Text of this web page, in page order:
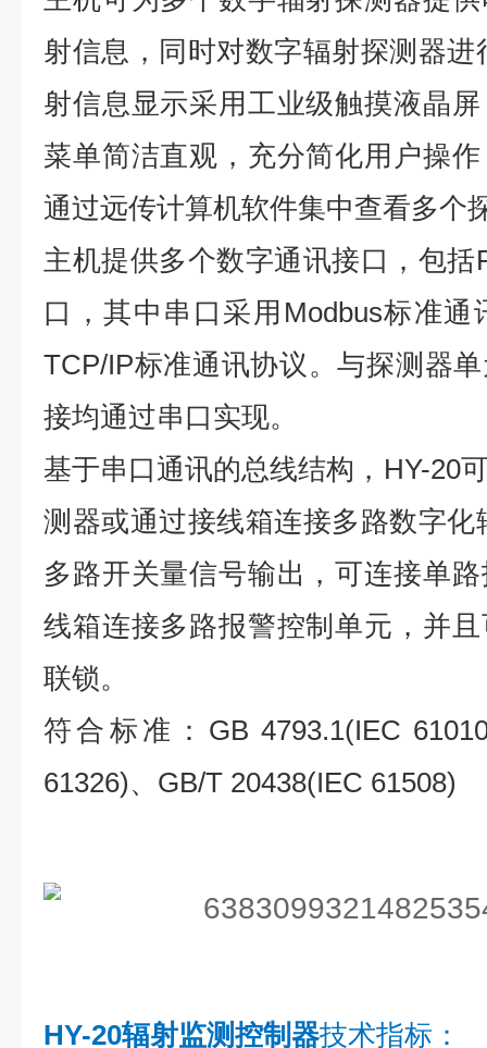
射信息，同时对数字辐射探测器
射信息显示采用工业级触摸液晶
菜单简洁直观，充分简化用户操
通过远传计算机软件集中查看多个
主机提供多个数字通讯接口，包
口，其中串口采用Modbus标准
TCP/IP标准通讯协议。与探测器
接均通过串口实现。
基于串口通讯的总线结构，HY-20
测器或通过接线箱连接多路数字
多路开关量信号输出，可连接单
线箱连接多路报警控制单元，并
联锁。
符合标准：GB 4793.1(IEC
61326)、GB/T 20438(IEC 61508)
HY-20辐射监测控制器技术指标：